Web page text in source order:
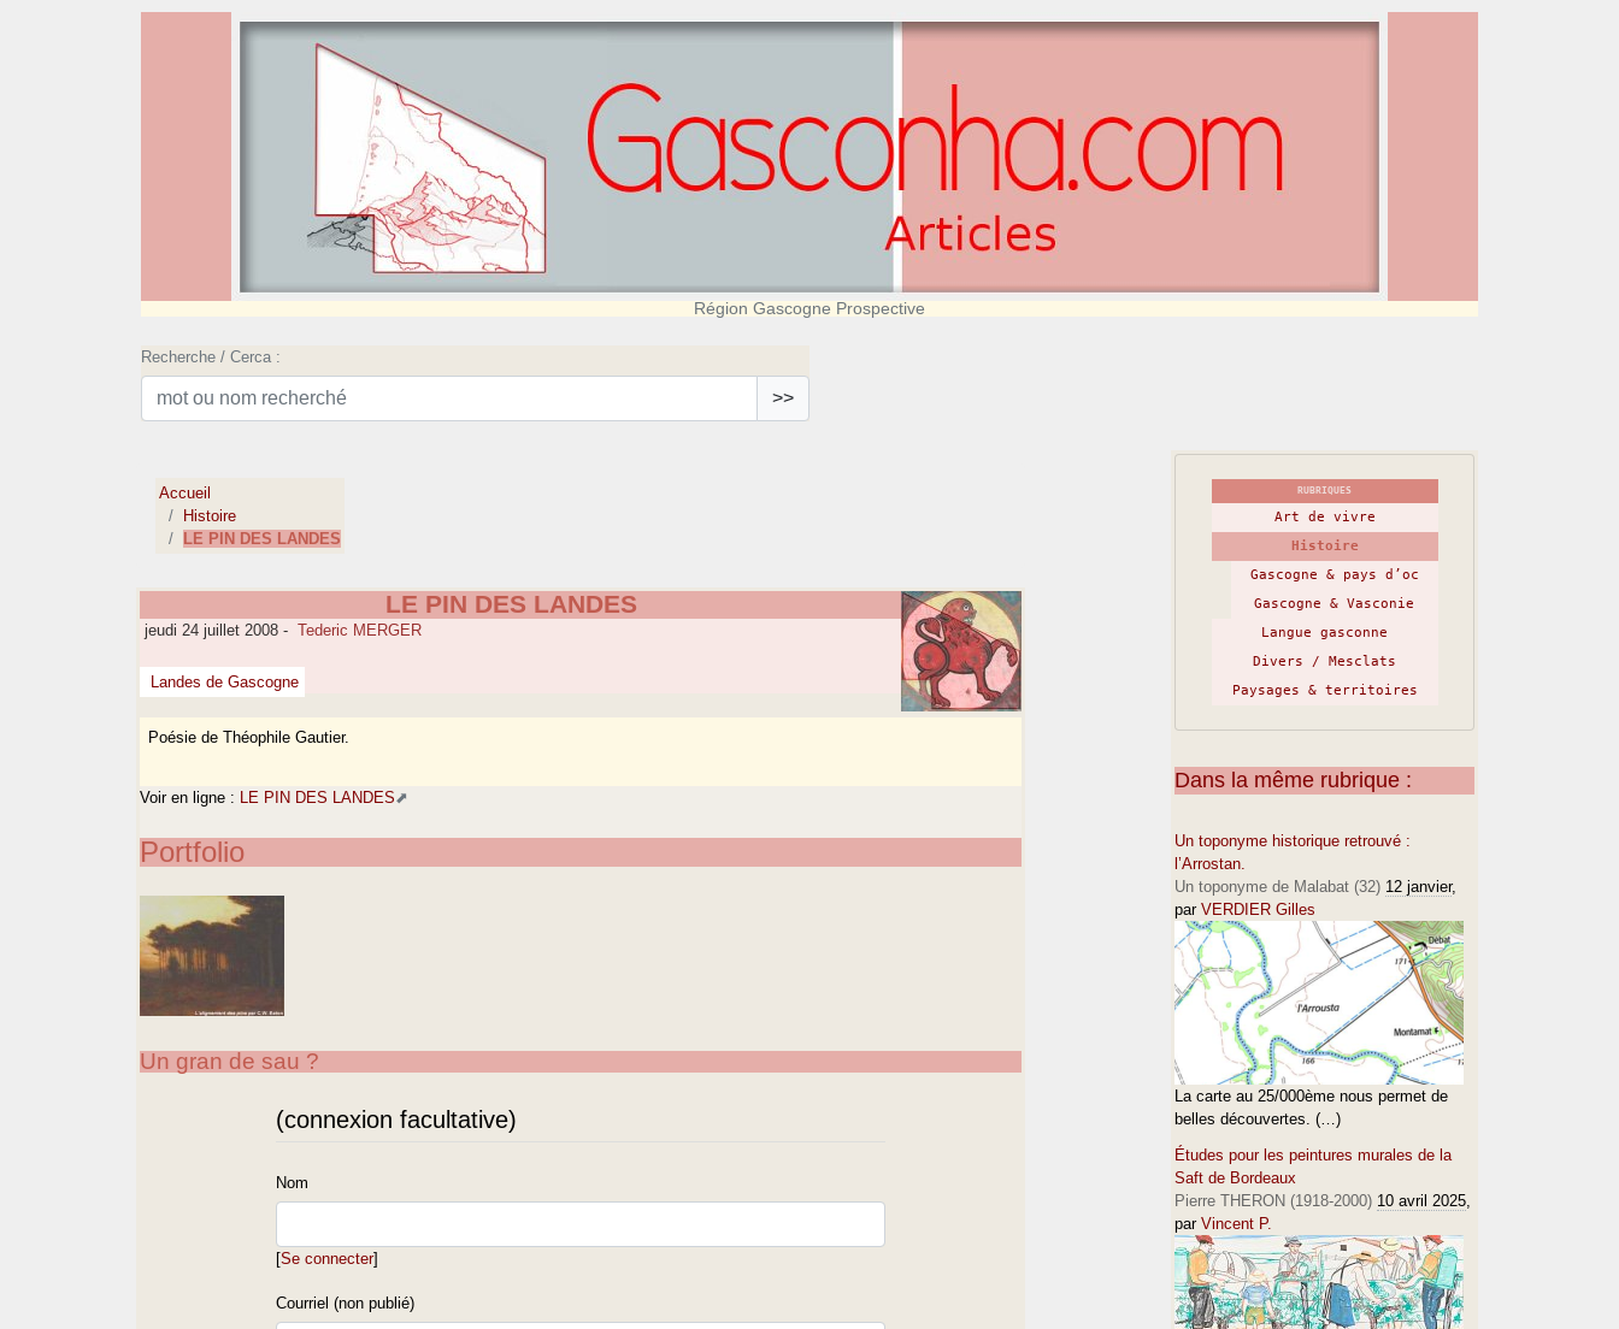
Région Gascogne Prospective
Recherche / Cerca :
>>
Accueil
Histoire
LE PIN DES LANDES
LE PIN DES LANDES
jeudi 24 juillet 2008 - Tederic MERGER
Landes de Gascogne
Poésie de Théophile Gautier.
Voir en ligne : LE PIN DES LANDES
Portfolio
Un gran de sau ?
(connexion facultative)
Nom
[Se connecter]
Courriel (non publié)
RUBRIQUES
Art de vivre
Histoire
Gascogne & pays d’oc
Gascogne & Vasconie
Langue gasconne
Divers / Mesclats
Paysages & territoires
Dans la même rubrique :
Un toponyme historique retrouvé :
l’Arrostan.
Un toponyme de Malabat (32) 12 janvier,
par VERDIER Gilles
La carte au 25/000ème nous permet de
belles découvertes. (…)
Études pour les peintures murales de la
Saft de Bordeaux
Pierre THERON (1918-2000) 10 avril 2025,
par Vincent P.